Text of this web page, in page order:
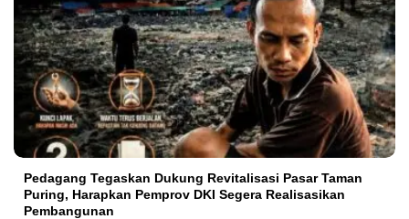
Pedagang Tegaskan Dukung Revitalisasi Pasar Taman
Puring, Harapkan Pemprov DKI Segera Realisasikan
Pembangunan